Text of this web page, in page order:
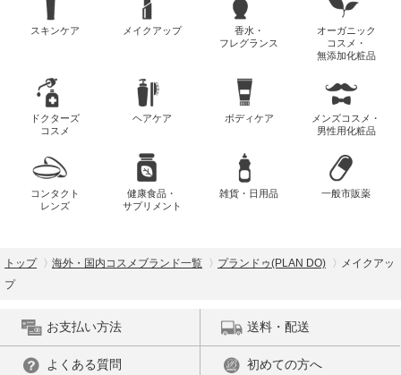
スキンケア メイクアップ
香水・
フレグランス
オーガニック
コスメ・
無添加化粧品
ドクターズ
コスメ
ヘアケア ボディケア
メンズコスメ・
男性用化粧品
コンタクト
レンズ
健康食品・
サプリメント
雑貨・日用品 一般市販薬
トップ 海外・国内コスメブランド一覧 プランドゥ(PLAN DO)
メイクアッ
プ
お支払い方法 送料・配送
よくある質問 初めての方へ